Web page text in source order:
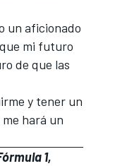
un aficionado
mi futuro
de que las
y tener un
hará un
1,